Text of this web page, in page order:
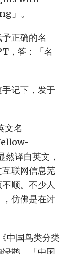
」。
正确的名
，答：「名
记下，发于
文名
译自英文，
互联网信息芜
顺。不少人
仿佛是在讨
中国鸟类分类
鹊。「中国